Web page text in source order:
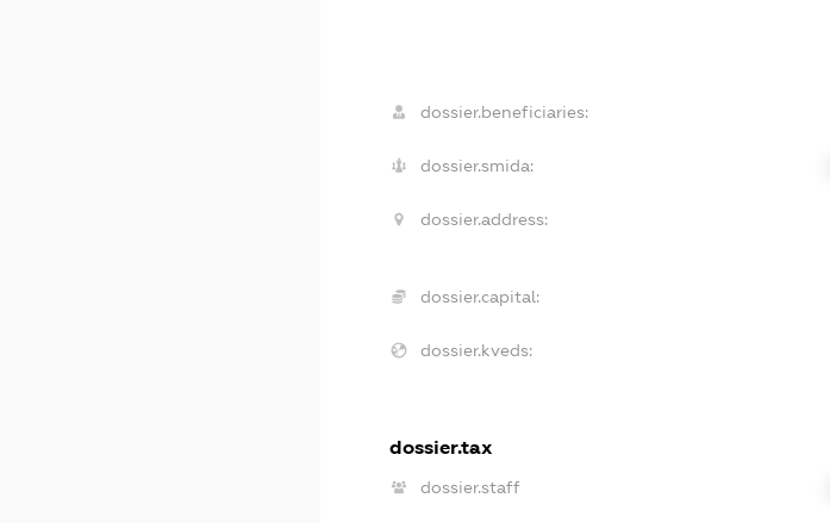
dossier.beneficiaries:
dossier.smida:
dossier.address:
dossier.capital:
dossier.kveds:
dossier.tax
dossier.staff